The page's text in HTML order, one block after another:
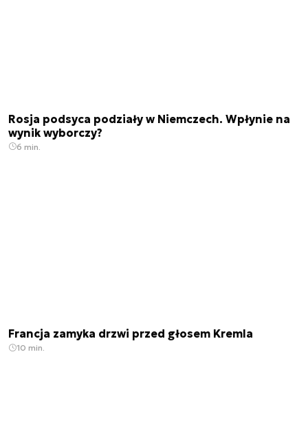
Rosja podsyca podziały w Niemczech. Wpłynie na
wynik wyborczy?
6 min.
Francja zamyka drzwi przed głosem Kremla
10 min.